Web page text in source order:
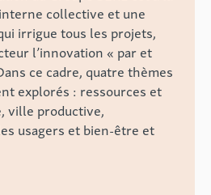
collective et une
irrigue tous les projets,
l’innovation « par et
ce cadre, quatre thèmes
explorés : ressources et
ville productive,
usagers et bien-être et